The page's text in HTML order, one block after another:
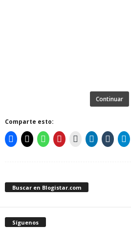
Continuar
Comparte esto:
Buscar en Blogistar.com
Síguenos